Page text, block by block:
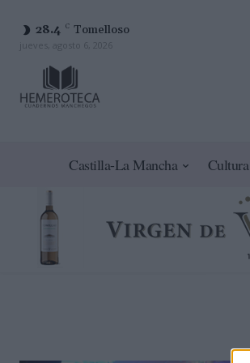
28.4 C Tomelloso
jueves, agosto 6, 2026
Castilla-La Mancha Cultura